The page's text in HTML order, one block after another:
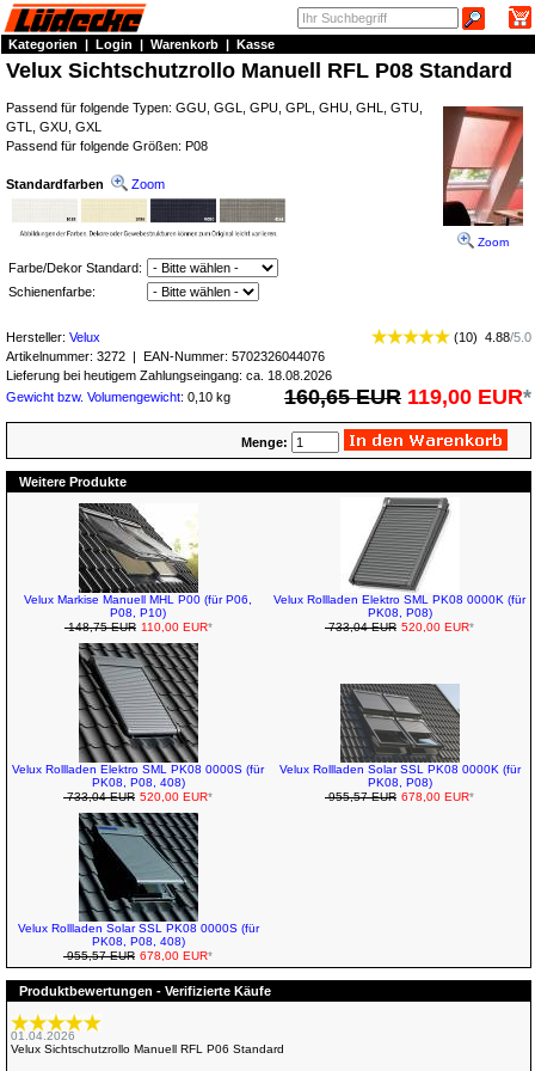
Kategorien | Login | Warenkorb | Kasse
Velux Sichtschutzrollo Manuell RFL P08 Standard
Zoom
Passend für folgende Typen: GGU, GGL, GPU, GPL, GHU, GHL, GTU,
GTL, GXU, GXL
Passend für folgende Größen: P08
Standardfarben Zoom
Farbe/Dekor Standard:
Schienenfarbe:
Hersteller: Velux (10) 4.88/5.0
Artikelnummer: 3272 | EAN-Nummer: 5702326044076
Lieferung bei heutigem Zahlungseingang: ca. 18.08.2026
Gewicht bzw. Volumengewicht: 0,10 kg 160,65 EUR 119,00 EUR*
Menge:
Weitere Produkte
Velux Markise Manuell MHL P00 (für P06,
P08, P10)
148,75 EUR 110,00 EUR*
Velux Rollladen Elektro SML PK08 0000K (für
PK08, P08)
733,04 EUR 520,00 EUR*
Velux Rollladen Elektro SML PK08 0000S (für
PK08, P08, 408)
733,04 EUR 520,00 EUR*
Velux Rollladen Solar SSL PK08 0000K (für
PK08, P08)
955,57 EUR 678,00 EUR*
Velux Rollladen Solar SSL PK08 0000S (für
PK08, P08, 408)
955,57 EUR 678,00 EUR*
Produktbewertungen - Verifizierte Käufe
01.04.2026
Velux Sichtschutzrollo Manuell RFL P06 Standard